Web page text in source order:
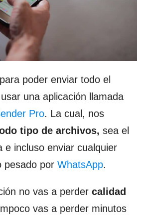
poder enviar todo el
una aplicación llamada
Pro. La cual, nos
tipo de archivos, sea el
e incluso enviar cualquier
pesado por WhatsApp.
no vas a perder calidad
vas a perder minutos